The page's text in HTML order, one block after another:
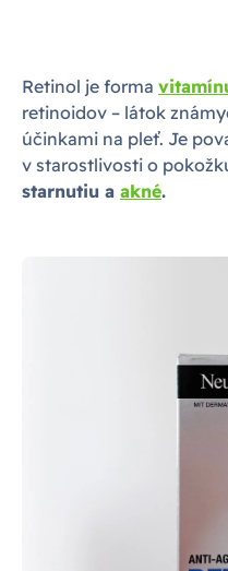
Retinol je forma
retinoidov – látok
účinkami na pleť. Je
v starostlivosti o
starnutiu a akné.